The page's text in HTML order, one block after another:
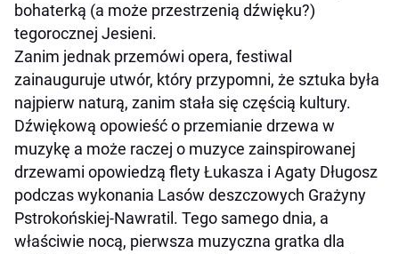
bohaterką (a może przestrzenią dźwięku?)
tegorocznej Jesieni.
Zanim jednak przemówi opera, festiwal
zainauguruje utwór, który przypomni, że sztuka była
najpierw naturą, zanim stała się częścią kultury.
Dźwiękową opowieść o przemianie drzewa w
muzykę a może raczej o muzyce zainspirowanej
drzewami opowiedzą flety Łukasza i Agaty Długosz
podczas wykonania Lasów deszczowych Grażyny
Pstrokońskiej-Nawratil. Tego samego dnia, a
właściwie nocą, pierwsza muzyczna gratka dla